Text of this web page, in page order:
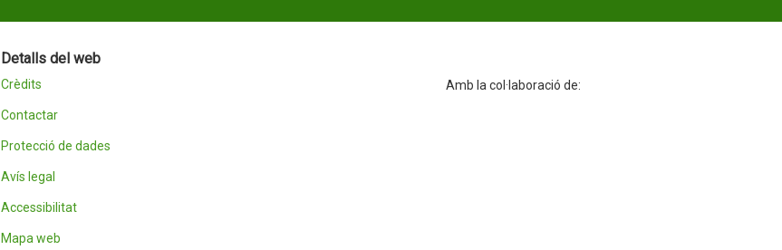
Detalls del web
Crèdits
Contactar
Protecció de dades
Avís legal
Accessibilitat
Mapa web
Amb la col·laboració de: